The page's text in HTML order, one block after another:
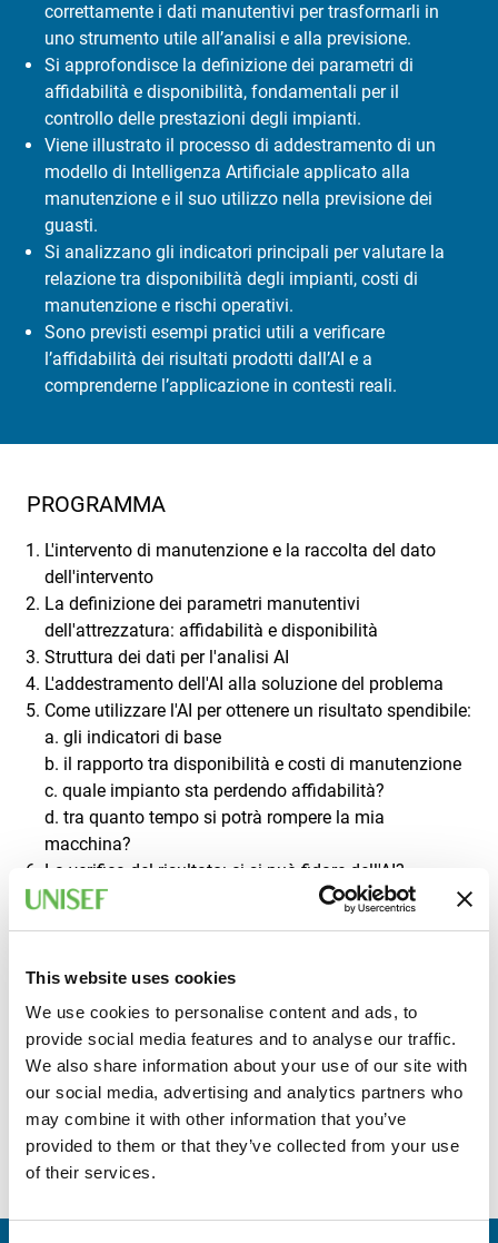
This website uses cookies
We use cookies to personalise content and ads, to
provide social media features and to analyse our traffic.
We also share information about your use of our site with
our social media, advertising and analytics partners who
may combine it with other information that you’ve
provided to them or that they’ve collected from your use
of their services.
correttamente i dati manutentivi per trasformarli in
uno strumento utile all’analisi e alla previsione.
Si approfondisce la definizione dei parametri di
affidabilità e disponibilità, fondamentali per il
controllo delle prestazioni degli impianti.
Viene illustrato il processo di addestramento di un
modello di Intelligenza Artificiale applicato alla
manutenzione e il suo utilizzo nella previsione dei
guasti.
Si analizzano gli indicatori principali per valutare la
relazione tra disponibilità degli impianti, costi di
manutenzione e rischi operativi.
Sono previsti esempi pratici utili a verificare
l’affidabilità dei risultati prodotti dall’AI e a
comprenderne l’applicazione in contesti reali.
PROGRAMMA
L'intervento di manutenzione e la raccolta del dato
dell'intervento
La definizione dei parametri manutentivi
dell'attrezzatura: affidabilità e disponibilità
Struttura dei dati per l'analisi AI
L'addestramento dell'AI alla soluzione del problema
Come utilizzare l'AI per ottenere un risultato spendibile:
a. gli indicatori di base
b. il rapporto tra disponibilità e costi di manutenzione
c. quale impianto sta perdendo affidabilità?
d. tra quanto tempo si potrà rompere la mia
macchina?
La verifica del risultato: ci si può fidare dell'AI?
Esempi pratici in aula
A CHI È RIVOLTO
Il corso è destinato a tutti coloro che devono rispondere
dei costi di manutenzione e della disponibilità operativa
degli impianti e dei ricambi.
Si richiede un livello medio di competenza nell'utilizzo di
MS Excel. Per lo svolgimento del corso sarà necessario
essere muniti di PC portatile con accesso al modello AI.